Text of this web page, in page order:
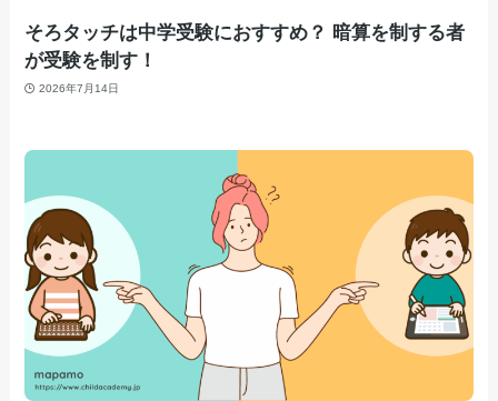
そろタッチは中学受験におすすめ？ 暗算を制する者
が受験を制す！
2026年7月14日